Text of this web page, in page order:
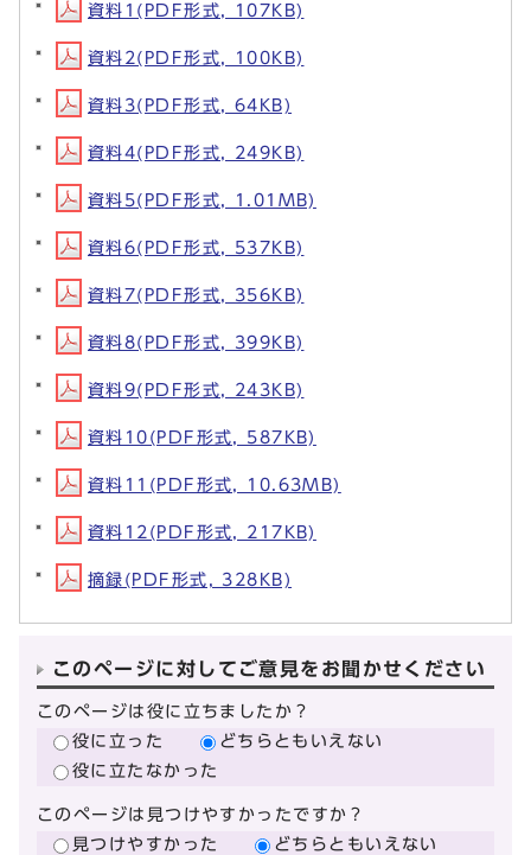
資料1(PDF形式, 107KB)
資料2(PDF形式, 100KB)
資料3(PDF形式, 64KB)
資料4(PDF形式, 249KB)
資料5(PDF形式, 1.01MB)
資料6(PDF形式, 537KB)
資料7(PDF形式, 356KB)
資料8(PDF形式, 399KB)
資料9(PDF形式, 243KB)
資料10(PDF形式, 587KB)
資料11(PDF形式, 10.63MB)
資料12(PDF形式, 217KB)
摘録(PDF形式, 328KB)
このページに対してご意見をお聞かせください
このページは役に立ちましたか？
役に立った
どちらともいえない
役に立たなかった
このページは見つけやすかったですか？
見つけやすかった
どちらともいえない